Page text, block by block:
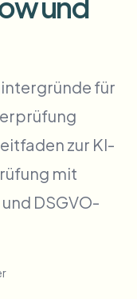
für
zur KI-
mit
DSGVO-